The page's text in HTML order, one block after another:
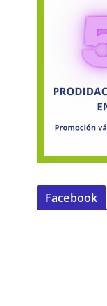
Facebook